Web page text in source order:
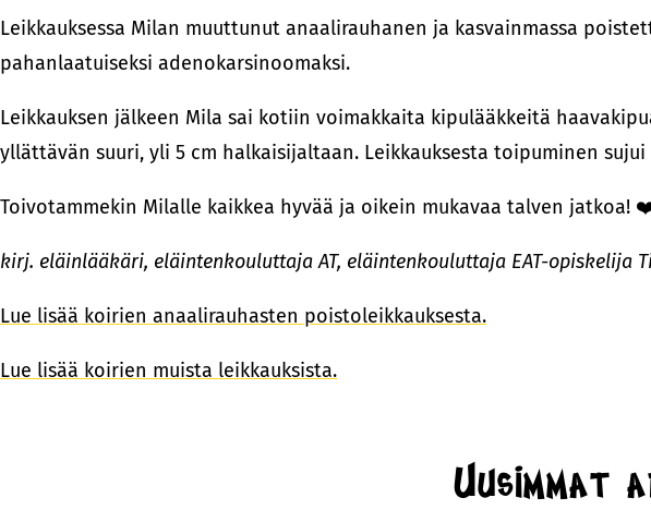
Leikkauksessa Milan muuttunut anaalirauhanen ja kasvainmassa
pahanlaatuiseksi adenokarsinoomaksi.
Leikkauksen jälkeen Mila sai kotiin voimakkaita kipulääkkeitä
yllättävän suuri, yli 5 cm halkaisijaltaan. Leikkauksesta toipuminen
Toivotammekin Milalle kaikkea hyvää ja oikein mukavaa talven jatkoa!
kirj. eläinlääkäri, eläintenkouluttaja AT, eläintenkouluttaja EAT-opiskelija
Lue lisää koirien anaalirauhasten poistoleikkauksesta.
Lue lisää koirien muista leikkauksista.
Uusimmat